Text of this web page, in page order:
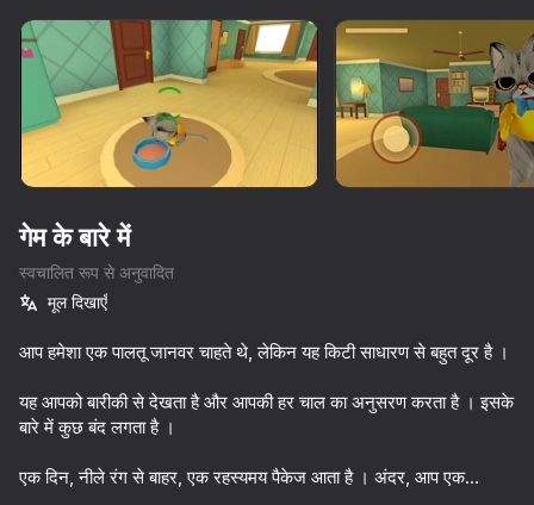
डिवाइस घुमाएँ
यह गेम केवल लैंडस्केप
ओरिएंटेशन का समर्थन करता है
प्ले
Poppy Playtime Chapter 1 - Original I Am Quadrober!
Granny In Sauna
गेम के बारे में
स्वचालित रूप से अनुवादित
मूल दिखाएँ
आप हमेशा एक पालतू जानवर चाहते थे, लेकिन यह किटी साधारण से बहुत दूर है ।
यह आपको बारीकी से देखता है और आपकी हर चाल का अनुसरण करता है । इसके
बारे में कुछ बंद लगता है ।
एक दिन, नीले रंग से बाहर, एक रहस्यमय पैकेज आता है । अंदर, आप एक